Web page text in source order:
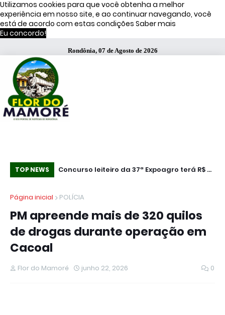
Utilizamos cookies para que você obtenha a melhor
experiência em nosso site, e ao continuar navegando, você
está de acordo com estas condições Saber mais
Eu concordo!
Rondônia, 07 de Agosto de 2026
TOP NEWS
negativa de
Concurso leiteiro da 37ª Expoagro terá R$ 25
Página inicial POLÍCIA
PM apreende mais de 320 quilos
de drogas durante operação em
Cacoal
Flor do Mamoré junho 22, 2026 0